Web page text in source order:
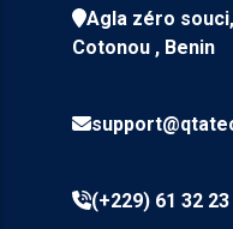
Agla zéro
Cotonou , Benin
(+229) 61 32